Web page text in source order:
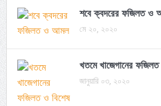
শবে ক্বদরের ফজিলত ও
মে ২০, ২০২০
খতমে খাজেগানের
জানুয়ারি ০৩, ২০২০